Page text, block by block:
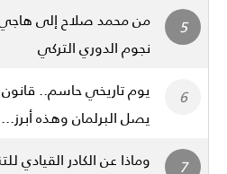
من محمد صلاح إلى
نجوم الدوري التركي
يوم تاريخي حاسم.. قانون
يصل البرلمان وهذه أبرز...
وماذا عن الكادر القيادي